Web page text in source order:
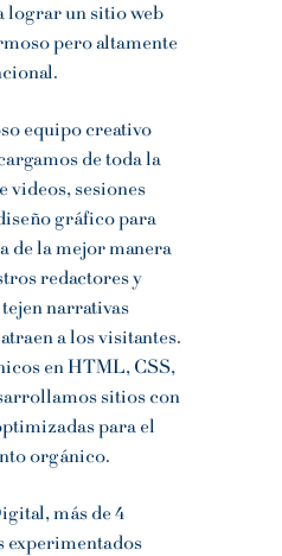
lograr un sitio web
pero altamente
equipo creativo
de toda la
videos, sesiones
gráfico para
de la mejor manera
redactores y
narrativas
a los visitantes.
en HTML, CSS,
sitios con
para el
orgánico.
más de 4
experimentados